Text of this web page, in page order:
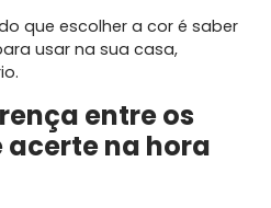
que escolher a cor é saber
usar na sua casa,
entre os
acerte na hora